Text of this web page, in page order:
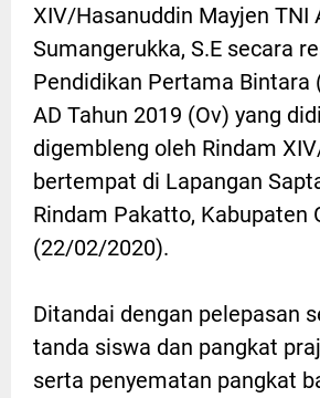
XIV/Hasanuddin Mayjen TNI
Sumangerukka, S.E secara
Pendidikan Pertama Bintara
AD Tahun 2019 (Ov) yang
digembleng oleh Rindam
bertempat di Lapangan
Rindam Pakatto, Kabupaten
(22/02/2020).
Ditandai dengan pelepasan
tanda siswa dan pangkat
serta penyematan pangkat